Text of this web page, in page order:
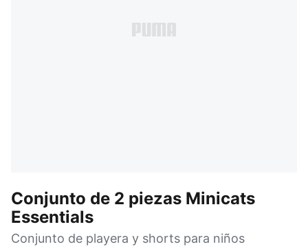
Conjunto de 2 piezas Minicats
Essentials
Conjunto de playera y shorts para niños